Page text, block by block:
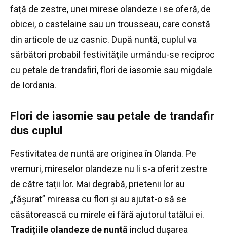
față de zestre, unei mirese olandeze i se oferă, de
obicei, o castelaine sau un trousseau, care constă
din articole de uz casnic. După nuntă, cuplul va
sărbători probabil festivitățile urmându-se reciproc
cu petale de trandafiri, flori de iasomie sau migdale
de Iordania.
Flori de iasomie sau petale de trandafir
dus cuplul
Festivitatea de nuntă are originea în Olanda. Pe
vremuri, mireselor olandeze nu li s-a oferit zestre
de către tații lor. Mai degrabă, prietenii lor au
„fășurat” mireasa cu flori și au ajutat-o ​​să se
căsătorească cu mirele ei fără ajutorul tatălui ei.
Tradițiile olandeze de nuntă includ dușarea